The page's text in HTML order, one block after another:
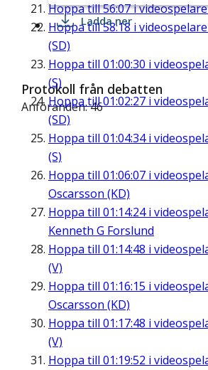
Hoppa till56:07i
Hoppa till58:18 i
(SD)
Hoppa till 01:00:30 i
(S)
Hoppa till01:02:27 i
(SD)
Hoppa till 01:04:34i
(S)
Hoppa till 01:06:07 i
Oscarsson (KD)
Hoppa till 01:14:24i
Kenneth G Forslund
Hoppa till 01:14:48 i
(V)
Hoppa till 01:16:15 i
Oscarsson (KD)
Hoppa till 01:17:48 i
(V)
Hoppa till 01:19:52 i
Ladda ner
Protokoll från debatten
Anföranden: 46